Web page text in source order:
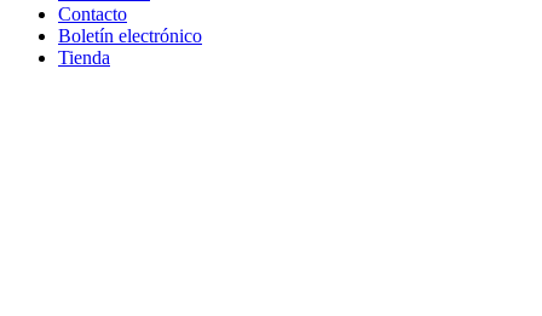
Contacto
Boletín electrónico
Tienda